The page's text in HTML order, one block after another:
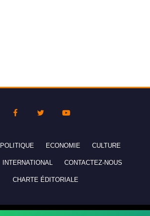
POLITIQUE ECONOMIE CULTURE
INTERNATIONAL CONTACTEZ-NOUS
CHARTE ÉDITORIALE